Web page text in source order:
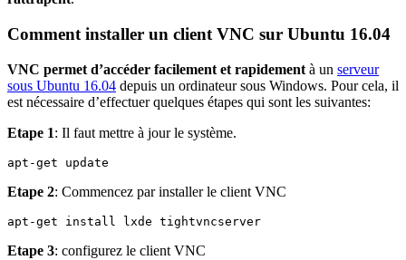
Comment installer un client VNC sur Ubuntu 16.04
VNC permet d’accéder facilement et rapidement à un serveur
sous Ubuntu 16.04 depuis un ordinateur sous Windows. Pour cela, il
est nécessaire d’effectuer quelques étapes qui sont les suivantes:
Etape 1: Il faut mettre à jour le système.
apt-get update
Etape 2: Commencez par installer le client VNC
apt-get install lxde tightvncserver
Etape 3: configurez le client VNC